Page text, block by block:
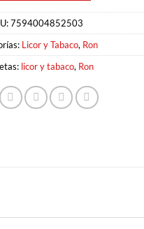
7594004852503
Licor y Tabaco, Ron
licor y tabaco, Ron